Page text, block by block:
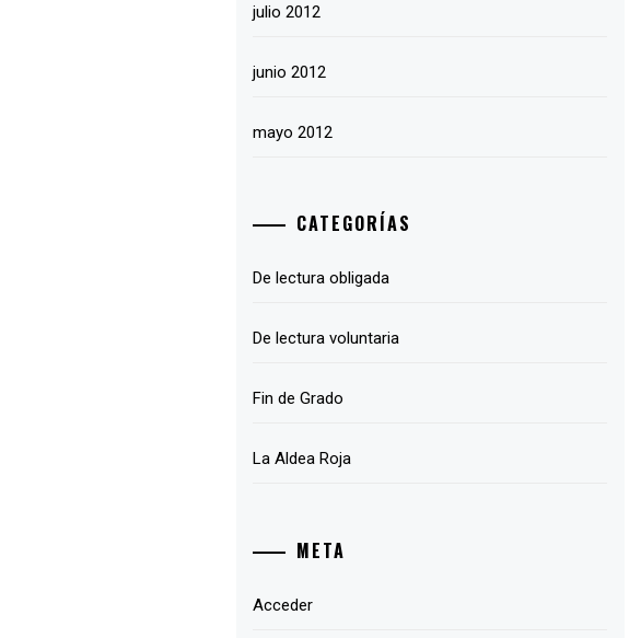
julio 2012
junio 2012
mayo 2012
CATEGORÍAS
De lectura obligada
De lectura voluntaria
Fin de Grado
La Aldea Roja
META
Acceder